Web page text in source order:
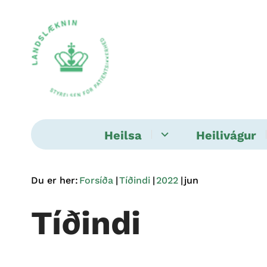
Heilsa Heilivágur
Du er her: Forsíða Tíðindi 2022 jun
Tíðindi